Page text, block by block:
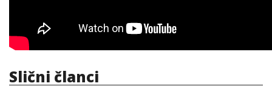
Slični članci